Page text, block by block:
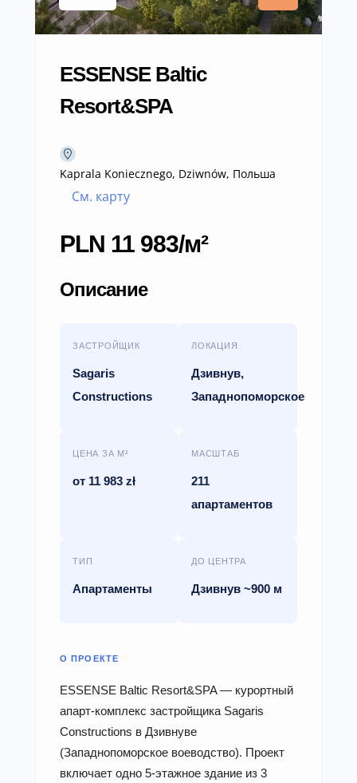
ESSENSE Baltic
Resort&SPA
Kaprala Koniecznego, Dziwnów, Польша
См. карту
PLN 11 983/м²
Описание
ЗАСТРОЙЩИК
Sagaris
Constructions
ЛОКАЦИЯ
Дзивнув,
Западнопоморское
ЦЕНА ЗА М²
от 11 983 zł
МАСШТАБ
211
апартаментов
ТИП
Апартаменты
ДО ЦЕНТРА
Дзивнув ~900 м
О ПРОЕКТЕ
ESSENSE Baltic Resort&SPA — курортный
апарт-комплекс застройщика Sagaris
Constructions в Дзивнуве
(Западнопоморское воеводство). Проект
включает одно 5-этажное здание из 3